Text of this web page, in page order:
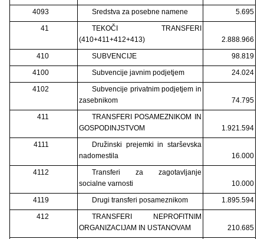
4093
Sredstva za posebne namene
5.695
41
TEKOČI TRANSFERI
(410+411+412+413)
2.888.966
410
SUBVENCIJE
98.819
4100
Subvencije javnim podjetjem
24.024
4102
Subvencije privatnim podjetjem in
zasebnikom
74.795
411
TRANSFERI POSAMEZNIKOM IN
GOSPODINJSTVOM
1.921.594
4111
Družinski prejemki in starševska
nadomestila
16.000
4112
Transferi za zagotavljanje
socialne varnosti
10.000
4119
Drugi transferi posameznikom
1.895.594
412
TRANSFERI NEPROFITNIM
ORGANIZACIJAM IN USTANOVAM
210.685